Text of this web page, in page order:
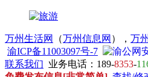
万州生活网 （万州信息网 ）， 万州
渝ICP备11003097号-7
渝公网
联系我们 业务电话：189-8353-